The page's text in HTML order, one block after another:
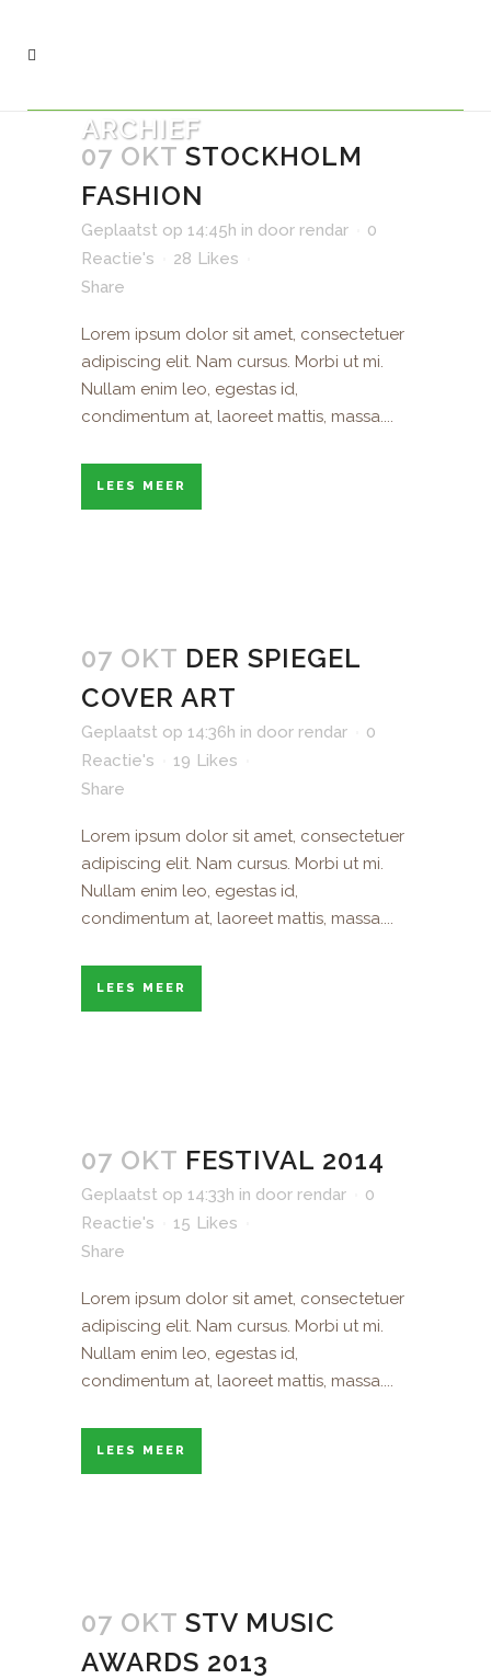
ARCHIEF
07 OKT STOCKHOLM
FASHION
Geplaatst op 14:45h in door rendar
0
Reactie's
28 Likes
Share
Lorem ipsum dolor sit amet, consectetuer
adipiscing elit. Nam cursus. Morbi ut mi.
Nullam enim leo, egestas id,
condimentum at, laoreet mattis, massa....
LEES MEER
07 OKT DER SPIEGEL
COVER ART
Geplaatst op 14:36h in door rendar
0
Reactie's
19 Likes
Share
Lorem ipsum dolor sit amet, consectetuer
adipiscing elit. Nam cursus. Morbi ut mi.
Nullam enim leo, egestas id,
condimentum at, laoreet mattis, massa....
LEES MEER
07 OKT FESTIVAL 2014
Geplaatst op 14:33h in door rendar
0
Reactie's
15 Likes
Share
Lorem ipsum dolor sit amet, consectetuer
adipiscing elit. Nam cursus. Morbi ut mi.
Nullam enim leo, egestas id,
condimentum at, laoreet mattis, massa....
LEES MEER
07 OKT STV MUSIC
AWARDS 2013